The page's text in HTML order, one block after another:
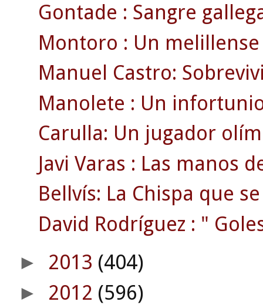
Gontade : Sangre
Montoro : Un
Manuel Castro:
Manolete : Un
Carulla: Un jugador
Javi Varas : Las manos
Bellvís: La Chispa que
David Rodríguez : "
► 2013 (404)
► 2012 (596)